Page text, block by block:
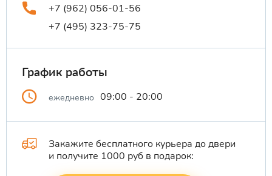
+7 (962) 056-01-56
+7 (495) 323-75-75
График работы
ежедневно 09:00 - 20:00
Закажите бесплатного курьера до двери
и получите 1000 руб в подарок: